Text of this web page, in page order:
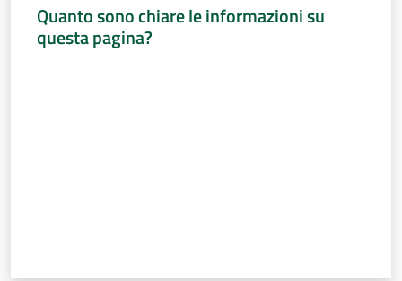
Quanto sono chiare le informazioni su
questa pagina?